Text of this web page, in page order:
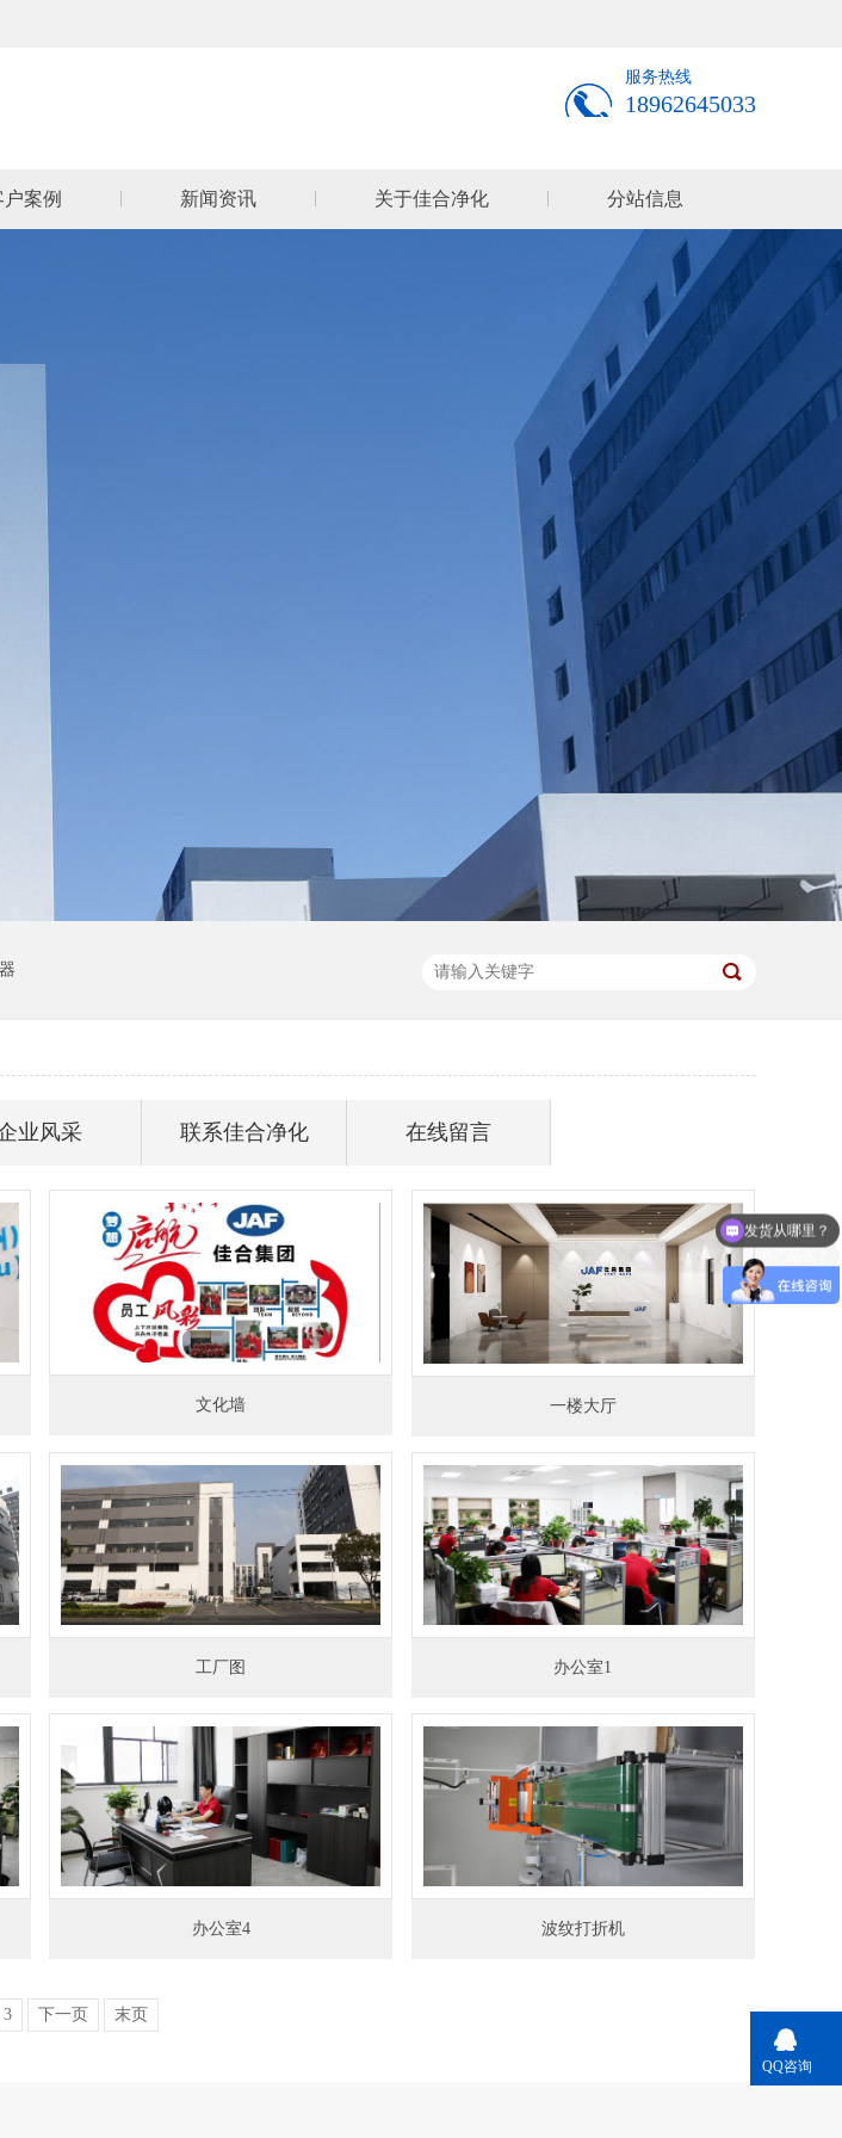
服务热线
18962645033
户案例 新闻资讯 关于佳合净化 分站信息
业风采 联系佳合净化 在线留言
文化墙 一楼大厅
工厂图 办公室1
办公室4 波纹打折机
3 下一页 末页
QQ咨询
可以介绍下你们的产品么？